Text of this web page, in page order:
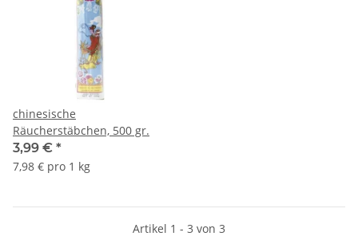
chinesische
Räucherstäbchen, 500 gr.
3,99 € *
7,98 € pro 1 kg
Artikel 1 - 3 von 3